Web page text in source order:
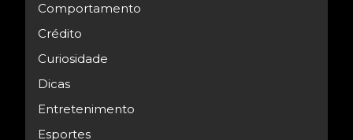
Comportamento
Crédito
Curiosidade
Dicas
Entretenimento
Esportes